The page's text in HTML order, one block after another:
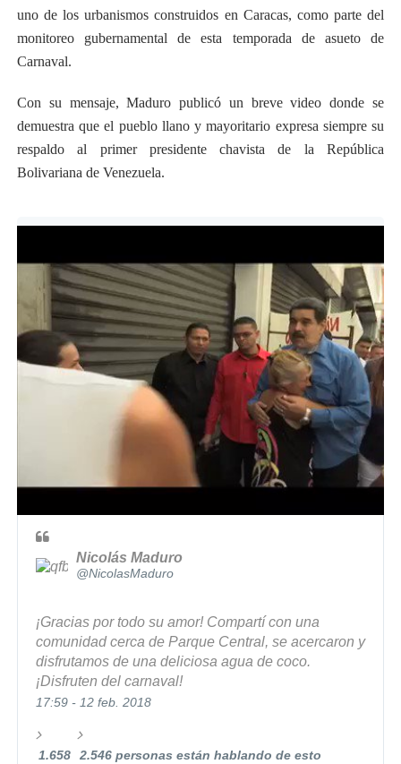
uno de los urbanismos construidos en Caracas, como parte del
monitoreo gubernamental de esta temporada de asueto de
Carnaval.
Con su mensaje, Maduro publicó un breve video donde se
demuestra que el pueblo llano y mayoritario expresa siempre su
respaldo al primer presidente chavista de la República
Bolivariana de Venezuela.
Nicolás Maduro
@NicolasMaduro
¡Gracias por todo su amor! Compartí con una
comunidad cerca de Parque Central, se acercaron y
disfrutamos de una deliciosa agua de coco.
¡Disfruten del carnaval!
17:59 - 12 feb. 2018
1.658 2.546 personas están hablando de esto